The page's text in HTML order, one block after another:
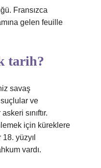
Fransızca
gelen feuille
tarih?
savaş
ve
sınıftır.
için küreklere
yüzyıl
vardı.